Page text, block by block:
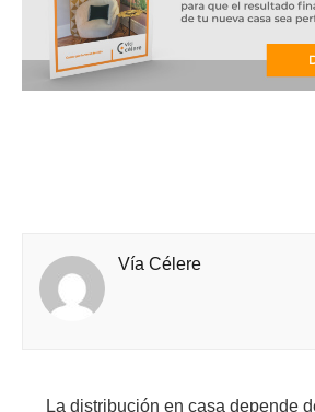
Vía Célere
La distribución en casa depende